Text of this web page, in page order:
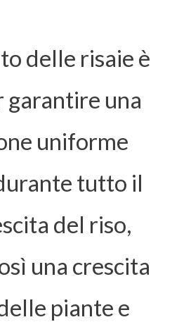
delle risaie è
garantire una
uniforme
tutto il
del riso,
una crescita
piante e